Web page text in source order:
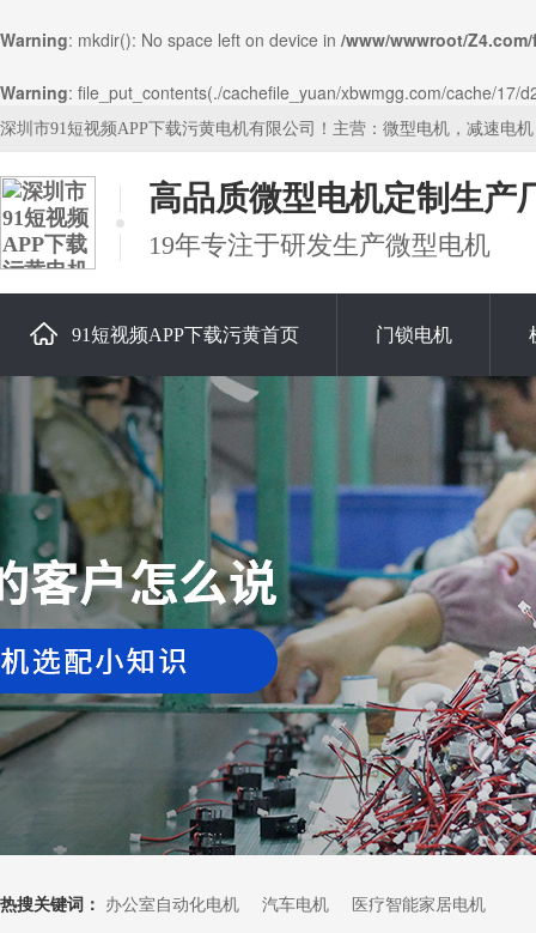
Warning: mkdir(): No space left on device in /www/wwwroot/
Warning: file_put_contents(./cachefile_yuan/xbwmgg.com/cache/
深圳市91短视频APP下载污黄电机有限公司！主营：微型电机，减速电
高品质微型电机定制生产
19年专注于研发生产微型电机
91短视频APP下载污黄首页 门锁电机
关于91短视频APP下载污黄
热搜关键词： 办公室自动化电机 汽车电机 医疗智能家居电机